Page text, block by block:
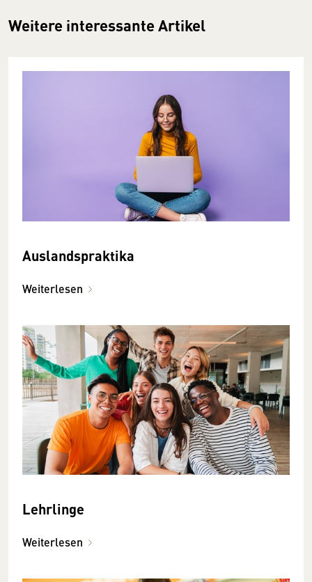
Weitere interessante Artikel
Auslandspraktika
Weiterlesen
Lehrlinge
Weiterlesen